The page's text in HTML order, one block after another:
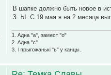
В шапке должно быть новое в
З. Ы. С 19 мая я на 2 месяца
1. Адна "а", замест "о"
2. Адна "с"
3. І прыгожанькі "ь" у канцы.